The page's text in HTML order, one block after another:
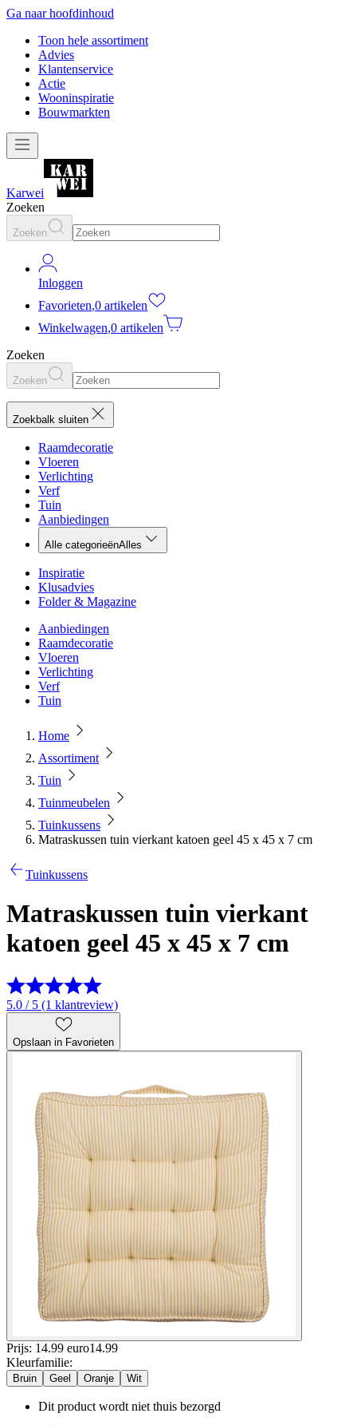
Ga naar hoofdinhoud
Toon hele assortiment
Advies
Klantenservice
Actie
Wooninspiratie
Bouwmarkten
Karwei
Zoeken
Zoeken
Inloggen
Favorieten,0 artikelen
Winkelwagen,0 artikelen
Zoeken
Zoeken
Zoekbalk sluiten
Raamdecoratie
Vloeren
Verlichting
Verf
Tuin
Aanbiedingen
Alle categorieënAlles
Inspiratie
Klusadvies
Folder & Magazine
Aanbiedingen
Raamdecoratie
Vloeren
Verlichting
Verf
Tuin
Home
Assortiment
Tuin
Tuinmeubelen
Tuinkussens
Matraskussen tuin vierkant katoen geel 45 x 45 x 7 cm
Tuinkussens
Matraskussen tuin vierkant
katoen geel 45 x 45 x 7 cm
5.0 / 5 (1 klantreview)
Opslaan in Favorieten
Prijs: 14.99 euro14.99
Kleurfamilie:
Bruin Geel Oranje Wit
Dit product wordt niet thuis bezorgd